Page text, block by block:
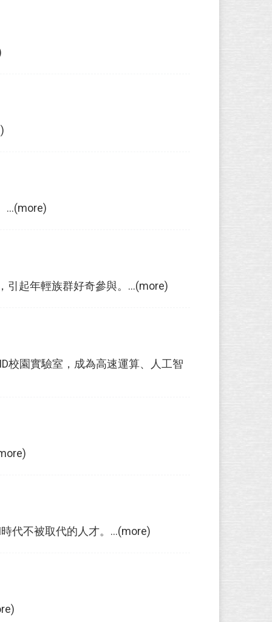
...(more)
引起年輕族群好奇參與。...(more)
校園實驗室，成為高速運算、人工智
代不被取代的人才。...(more)